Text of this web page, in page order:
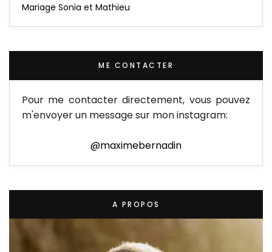
Mariage Sonia et Mathieu
ME CONTACTER
Pour me contacter directement, vous pouvez
m'envoyer un message sur mon instagram:
@maximebernadin
A PROPOS